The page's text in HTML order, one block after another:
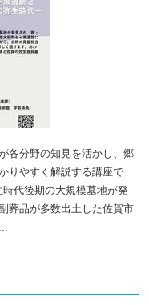
各分野の知見を活かし、郷
りやすく解説する講座で
代後期の大規模墓地が発
葬品が多数出土した佐賀市